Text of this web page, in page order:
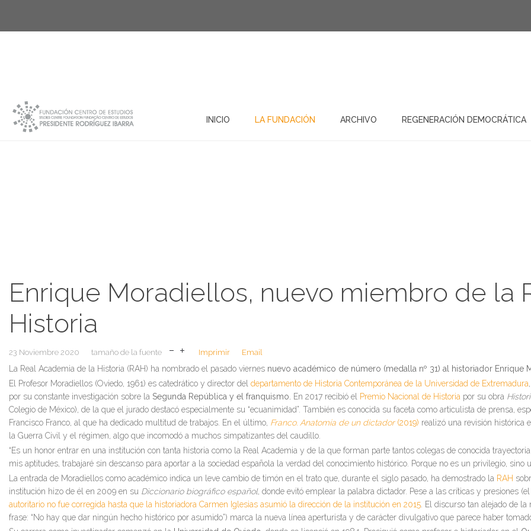
INICIO LA FUNDACIÓN ARCHIVO REGENERACIÓN DEMOCRÁTICA
Enrique Moradiellos, nuevo miembro de la
Historia
23 Noviembre 2020 tamaño de la fuente Imprimir Email
La Real Academia de la Historia (RAH) ha nombrado el pasado viernes nuevo académico de número (medalla nº 31) al historiador Enrique
El Profesor Moradiellos (Oviedo, 1961) es catedrático y director del departamento de Historia Contemporánea de la Universidad de Extremadura
por su constante investigación sobre la Segunda República y el franquismo. En 2017 recibió el Premio Nacional de Historia por su obra
Colegio de México), de la que el jurado destacó especialmente su “ecuanimidad”. También es conocida su faceta como articulista de prensa,
Francisco Franco, al que ha dedicado multitud de trabajos. En el último, Franco. Anatomía de un dictador (2019) realizó una revisión histórica
la Guerra Civil y el régimen, algo que incomodó a muchos simpatizantes del caudillo.
“Es un honor entrar en una institución con tanta historia como la Real Academia y de la que forman parte tantos colegas de conocida
mis aptitudes, trabajaré sin descanso para aportar a la sociedad española la verdad del conocimiento histórico. Porque no es un privilegio, sino
La entrada de Moradiellos como académico indica un leve cambio de timón en el trato que, durante el siglo pasado, ha demostrado la RAH
institución hizo de él en 2009 en su Diccionario biográfico español, donde evitó emplear la palabra dictador. Pese a las críticas y presiones
autoritario no fue corregida hasta que la historiadora Carmen Iglesias asumió la dirección de la institución en 2015 . El discurso tan alejado de
frase: “No hay que dar ningún hecho histórico por asumido”) marca la nueva línea aperturista y de carácter divulgativo que parece haber